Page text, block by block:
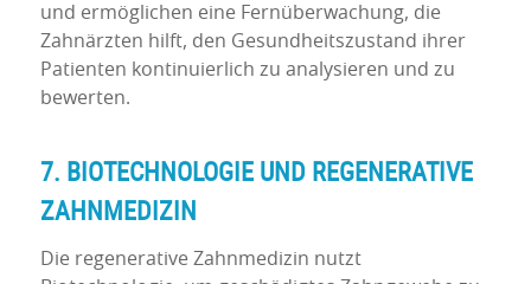
und ermöglichen eine Fernüberwachung, die
Zahnärzten hilft, den Gesundheitszustand ihrer
Patienten kontinuierlich zu analysieren und zu
bewerten.
7. BIOTECHNOLOGIE UND REGENERATIVE
ZAHNMEDIZIN
Die regenerative Zahnmedizin nutzt